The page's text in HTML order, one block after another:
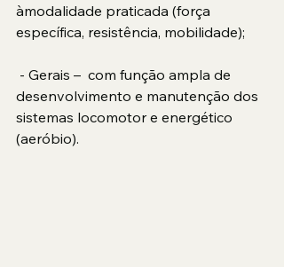
àmodalidade praticada (força
específica, resistência, mobilidade);
desenvolvimento e manutenção dos
sistemas locomotor e energético
(aeróbio).